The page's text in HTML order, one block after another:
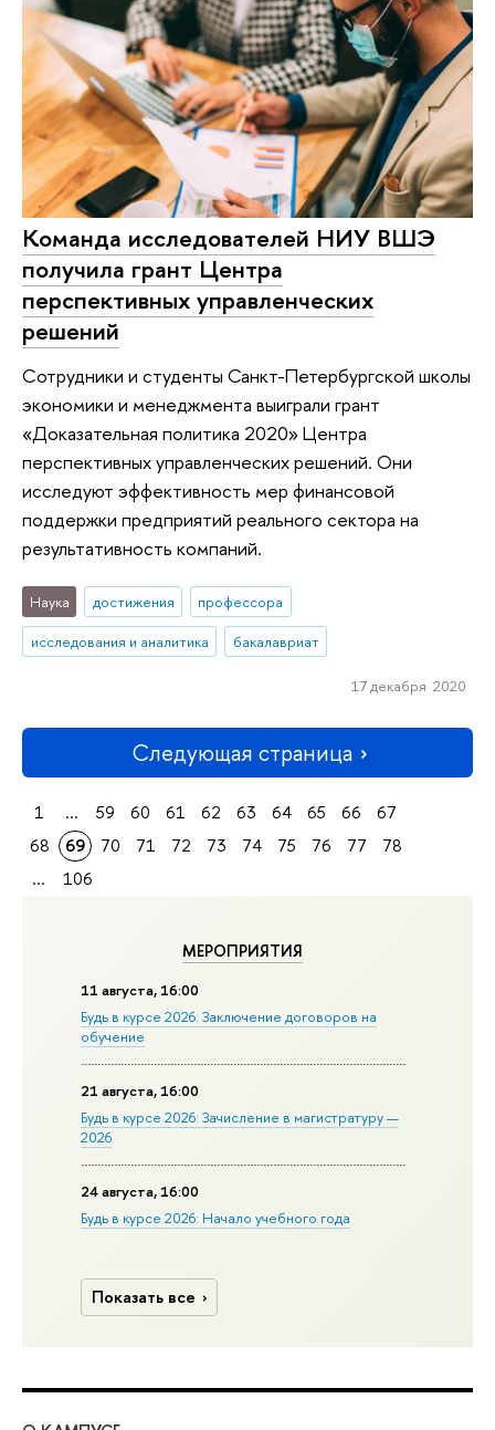
МЕРОПРИЯТИЯ
11 августа, 16:00
Будь в курсе 2026: Заключение договоров на
обучение
21 августа, 16:00
Будь в курсе 2026: Зачисление в магистратуру —
2026
24 августа, 16:00
Будь в курсе 2026: Начало учебного года
Показать все
Команда исследователей НИУ ВШЭ
получила грант Центра
перспективных управленческих
решений
Сотрудники и студенты Санкт-Петербургской школы
экономики и менеджмента выиграли грант
«Доказательная политика 2020» Центра
перспективных управленческих решений. Они
исследуют эффективность мер финансовой
поддержки предприятий реального сектора на
результативность компаний.
Наука достижения
профессора
исследования и аналитика
бакалавриат
17 декабря 2020
Следующая страница
1 ... 59 60 61 62 63 64 65 66
67
68
69 70 71 72 73 74 75 76 77
78
...
106